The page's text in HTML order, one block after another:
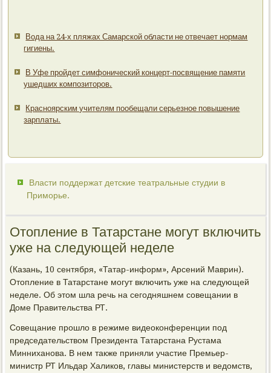
Вода на 24-х пляжах Самарской области не отвечает нормам
гигиены.
В Уфе пройдет симфонический концерт-посвящение памяти
ушедших композиторов.
Красноярским учителям пообещали серьезное повышение
зарплаты.
Власти поддержат детские театральные студии в
Приморье.
Отопление в Татарстане могут включить
уже на следующей неделе
(Казань, 10 сентября, «Татар-информ», Арсений Маврин).
Отопление в Татарстане могут включить уже на следующей
неделе. Об этом шла речь на сегодняшнем совещании в
Доме Правительства РТ.
Совещание прошло в режиме видеоконференции под
председательством Президента Татарстана Рустама
Минниханова. В нем также приняли участие Премьер-
министр РТ Ильдар Халиков, главы министерств и ведомств,